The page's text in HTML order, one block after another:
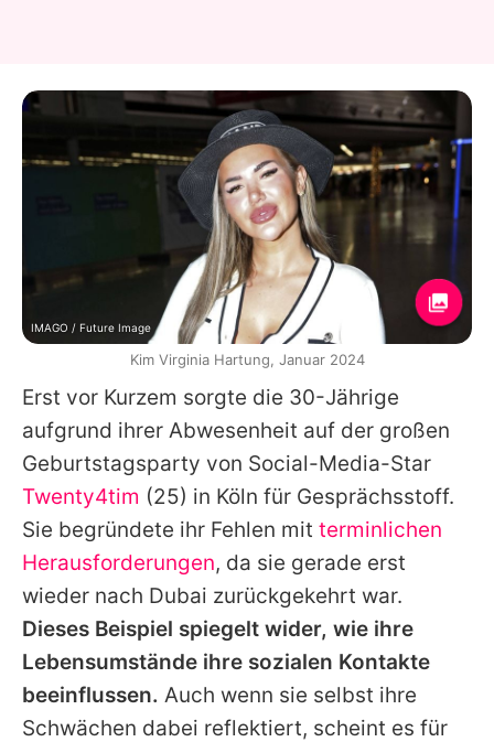
Erst vor Kurzem sorgte die 30-Jährige
aufgrund ihrer Abwesenheit auf der großen
Geburtstagsparty von Social-Media-Star
Twenty4tim (25) in Köln für Gesprächsstoff.
Sie begründete ihr Fehlen mit terminlichen
Herausforderungen, da sie gerade erst
wieder nach Dubai zurückgekehrt war.
Dieses Beispiel spiegelt wider, wie ihre
Lebensumstände ihre sozialen Kontakte
beeinflussen. Auch wenn sie selbst ihre
Schwächen dabei reflektiert, scheint es für
IMAGO / Future Image
Kim Virginia Hartung, Januar 2024